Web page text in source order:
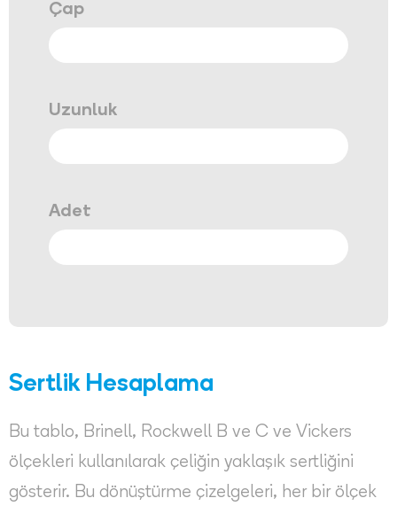
Çap
Uzunluk
Adet
Sertlik Hesaplama
Bu tablo, Brinell, Rockwell B ve C ve Vickers
ölçekleri kullanılarak çeliğin yaklaşık sertliğini
gösterir. Bu dönüştürme çizelgeleri, her bir ölçek